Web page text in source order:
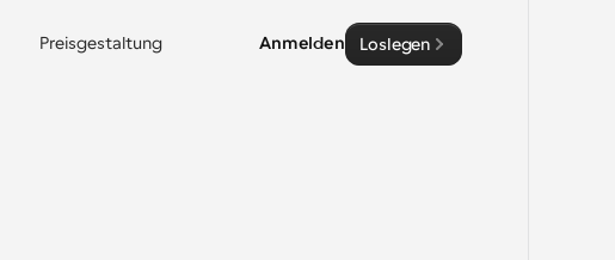
Preisgestaltung Anmelden Loslegen